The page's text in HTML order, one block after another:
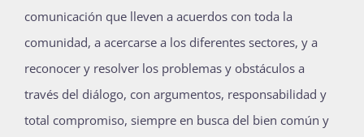
comunicación que lleven a acuerdos con toda la
comunidad, a acercarse a los diferentes sectores, y a
reconocer y resolver los problemas y obstáculos a
través del diálogo, con argumentos, responsabilidad y
total compromiso, siempre en busca del bien común y